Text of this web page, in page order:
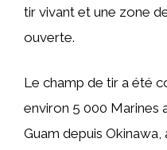
tir vivant et une zone
ouverte.
Le champ de tir a été
environ 5 000 Marines
Guam depuis Okinawa,